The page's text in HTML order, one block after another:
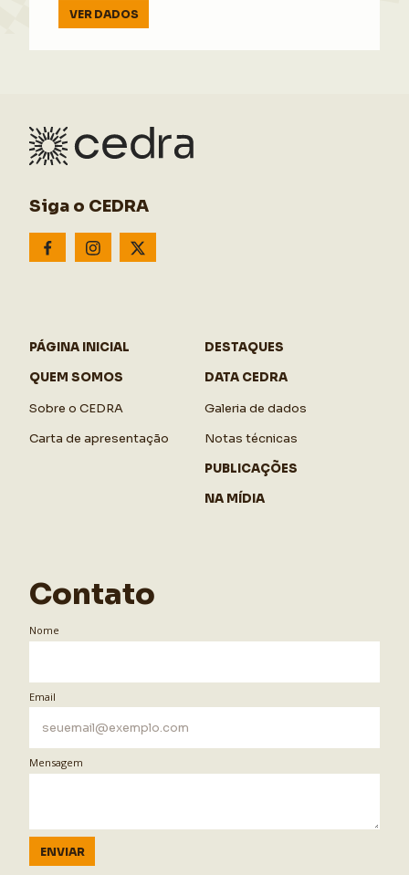
VER DADOS
Siga o CEDRA
PÁGINA INICIAL
QUEM SOMOS
Sobre o CEDRA
Carta de apresentação
DESTAQUES
DATA CEDRA
Galeria de dados
Notas técnicas
PUBLICAÇÕES
NA MÍDIA
Contato
Nome
Email
Mensagem
ENVIAR